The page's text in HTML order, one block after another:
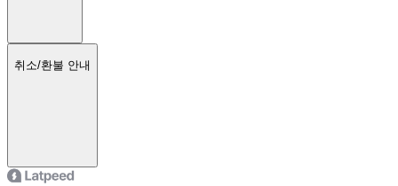
취소/환불 안내